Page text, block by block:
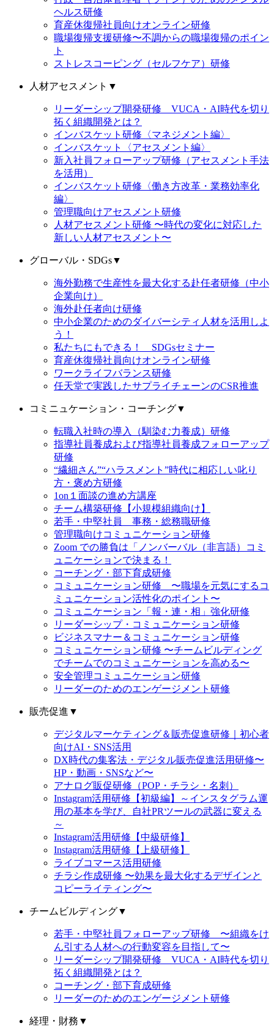
ヘルス研修
育産休復帰社員向けオンライン研修
職場復帰支援研修〜不調からの職場復帰のポイン
ト
ストレスコーピング（セルフケア）研修
人材アセスメント ▼
リーダーシップ開発研修 VUCA・AI時代を切り
拓く組織開発とは？
インバスケット研修〈マネジメント編〉
インバスケット〈アセスメント編〉
新入社員フォローアップ研修（アセスメント手法
を活用）
インバスケット研修〈働き方改革・業務効率化
編〉
管理職向けアセスメント研修
人材アセスメント研修 〜時代の変化に対応した
新しい人材アセスメント〜
グローバル・SDGs▼
海外勤務で生産性を最大化する赴任者研修（中小
企業向け）
海外赴任者向け研修
中小企業のためのダイバーシティ人材を活用しよ
う！
私たちにもできる！ SDGsセミナー
育産休復帰社員向けオンライン研修
ワークライフバランス研修
任天堂で実践したサプライチェーンのCSR推進
コミニュケーション・コーチング▼
転職入社時の導入（馴染む力養成）研修
指導社員養成および指導社員養成フォローアップ
研修
“繊細さん”“ハラスメント”時代に相応しい叱り
方・褒め方研修
1on１面談の進め方講座
チーム構築研修【小規模組織向け】
若手・中堅社員 事務・総務職研修
管理職向けコミュニケーション研修
Zoom での勝負は「ノンバーバル（非言語）コミ
ュニケーションで決まる！
コーチング・部下育成研修
コミュニケーション研修 〜職場を元気にするコ
ミュニケーション活性化のポイント〜
コミュニケーション「報・連・相」強化研修
リーダーシップ・コミュニケーション研修
ビジネスマナー＆コミュニケーション研修
コミュニケーション研修 〜チームビルディング
でチームでのコミュニケーションを高める〜
安全管理コミュニケーション研修
リーダーのためのエンゲージメント研修
販売促進 ▼
デジタルマーケティング＆販売促進研修｜初心者
向けAI・SNS活用
DX時代の集客法・デジタル販売促進活用研修〜
HP・動画・SNSなど〜
アナログ販促研修（POP・チラシ・名刺）
Instagram活用研修【初級編】～インスタグラム運
用の基本を学び、自社PRツールの武器に変える
～
Instagram活用研修【中級研修】
Instagram活用研修【上級研修】
ライブコマース活用研修
チラシ作成研修 〜効果を最大化するデザインと
コピーライティング〜
チームビルディング▼
若手・中堅社員フォローアップ研修 〜組織をけ
ん引する人材への行動変容を目指して〜
リーダーシップ開発研修 VUCA・AI時代を切り
拓く組織開発とは？
コーチング・部下育成研修
リーダーのためのエンゲージメント研修
経理・財務 ▼